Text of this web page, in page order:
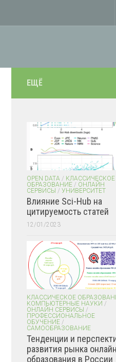
ЕЩЁ
OPEN DATA / КЛАССИЧЕСКОЕ
ОБРАЗОВАНИЕ / ОНЛАЙН
СЕРВИСЫ / УНИВЕРСИТЕТ
Влияние Sci-Hub на
цитируемость статей
12/01/2023
КЛАССИЧЕСКОЕ
КОМПЬЮТЕРНЫЕ НАУКИ /
ОНЛАЙН СЕРВИСЫ /
ПРОФЕССИОНАЛЬНОЕ
ОБУЧЕНИЕ /
САМООБРАЗОВАНИЕ
Тенденции и
развития рынка
образования в России